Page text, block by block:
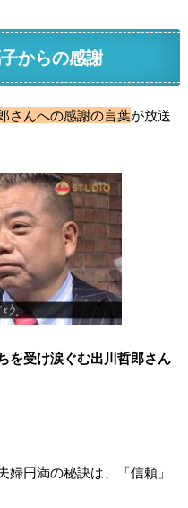
からの感謝
さんへの感謝の言葉が放送
を受け涙ぐむ出川哲郎さん
円満の秘訣は、「信頼」